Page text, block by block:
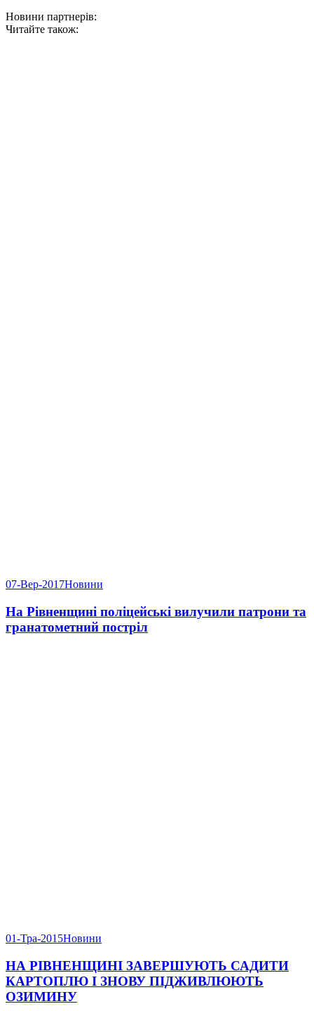
Новини партнерів:
Читайте також:
07-Вер-2017Новини
На Рівненщині поліцейські вилучили патрони та
гранатометний постріл
01-Тра-2015Новини
НА РІВНЕНЩИНІ ЗАВЕРШУЮТЬ САДИТИ
КАРТОПЛЮ І ЗНОВУ ПІДЖИВЛЮЮТЬ
ОЗИМИНУ